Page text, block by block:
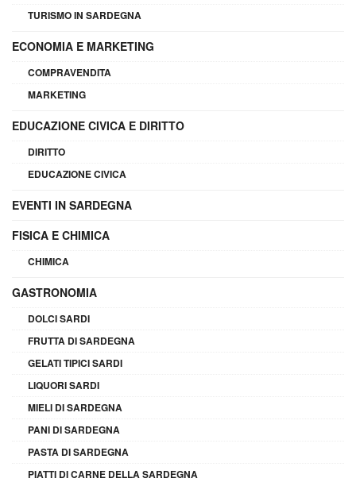
TURISMO IN SARDEGNA
ECONOMIA E MARKETING
COMPRAVENDITA
MARKETING
EDUCAZIONE CIVICA E DIRITTO
DIRITTO
EDUCAZIONE CIVICA
EVENTI IN SARDEGNA
FISICA E CHIMICA
CHIMICA
GASTRONOMIA
DOLCI SARDI
FRUTTA DI SARDEGNA
GELATI TIPICI SARDI
LIQUORI SARDI
MIELI DI SARDEGNA
PANI DI SARDEGNA
PASTA DI SARDEGNA
PIATTI DI CARNE DELLA SARDEGNA